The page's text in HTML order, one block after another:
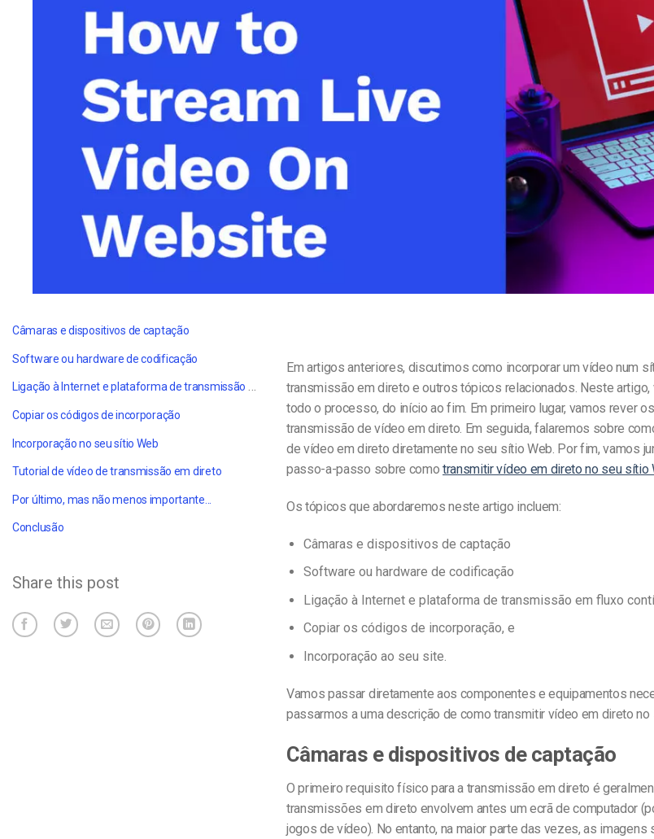
Video CMS
Monetização de Vídeo
Marketing em Vídeo
Câmaras e dispositivos de captação
Software ou hardware de codificação
Ligação à Internet e plataforma de transmissão em fluxo contínuo
Copiar os códigos de incorporação
Incorporação no seu sítio Web
Tutorial de vídeo de transmissão em direto
Por último, mas não menos importante...
Conclusão
Share this post
Em artigos anteriores, discutimos como incorporar um vídeo num
transmissão em direto e outros tópicos relacionados. Neste
todo o processo, do início ao fim. Em primeiro lugar, vamos rever
transmissão de vídeo em direto. Em seguida, falaremos sobre
de vídeo em direto diretamente no seu sítio Web. Por fim, vamos
passo-a-passo sobre como transmitir vídeo em direto no seu sítio
Os tópicos que abordaremos neste artigo incluem:
Câmaras e dispositivos de captação
Software ou hardware de codificação
Ligação à Internet e plataforma de transmissão em fluxo
Copiar os códigos de incorporação, e
Incorporação ao seu site.
Vamos passar diretamente aos componentes e equipamentos
passarmos a uma descrição de como transmitir vídeo em direto
Câmaras e dispositivos de captação
O primeiro requisito físico para a transmissão em direto é
transmissões em direto envolvem antes um ecrã de computador
jogos de vídeo). No entanto, na maior parte das vezes, as imagens